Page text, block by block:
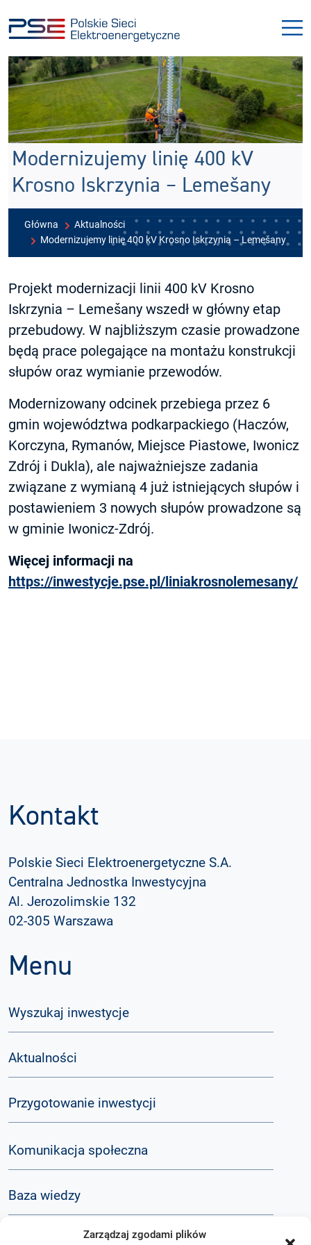
Zarządzaj zgodami plików
do
menu
do
treści
Modernizujemy linię 400 kV
Krosno Iskrzynia – Lemešany
Główna
Aktualności
Modernizujemy linię 400 kV Krosno Iskrzynia – Lemešany
Projekt modernizacji linii 400 kV Krosno
Iskrzynia – Lemešany wszedł w główny etap
przebudowy. W najbliższym czasie prowadzone
będą prace polegające na montażu konstrukcji
słupów oraz wymianie przewodów.
Modernizowany odcinek przebiega przez 6
gmin województwa podkarpackiego (Haczów,
Korczyna, Rymanów, Miejsce Piastowe, Iwonicz
Zdrój i Dukla), ale najważniejsze zadania
związane z wymianą 4 już istniejących słupów i
postawieniem 3 nowych słupów prowadzone są
w gminie Iwonicz-Zdrój.
Więcej informacji na
https://inwestycje.pse.pl/liniakrosnolemesany/
Kontakt
Polskie Sieci Elektroenergetyczne S.A.
Centralna Jednostka Inwestycyjna
Al. Jerozolimskie 132
02-305 Warszawa
Menu
Wyszukaj inwestycje
Aktualności
Przygotowanie inwestycji
Komunikacja społeczna
Baza wiedzy